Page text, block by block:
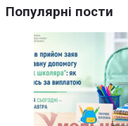
Популярні пости